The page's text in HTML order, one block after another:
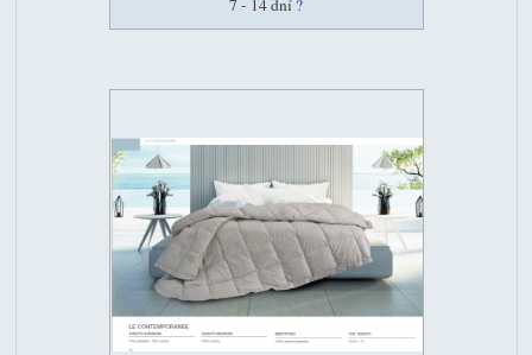
7 - 14 dní ?